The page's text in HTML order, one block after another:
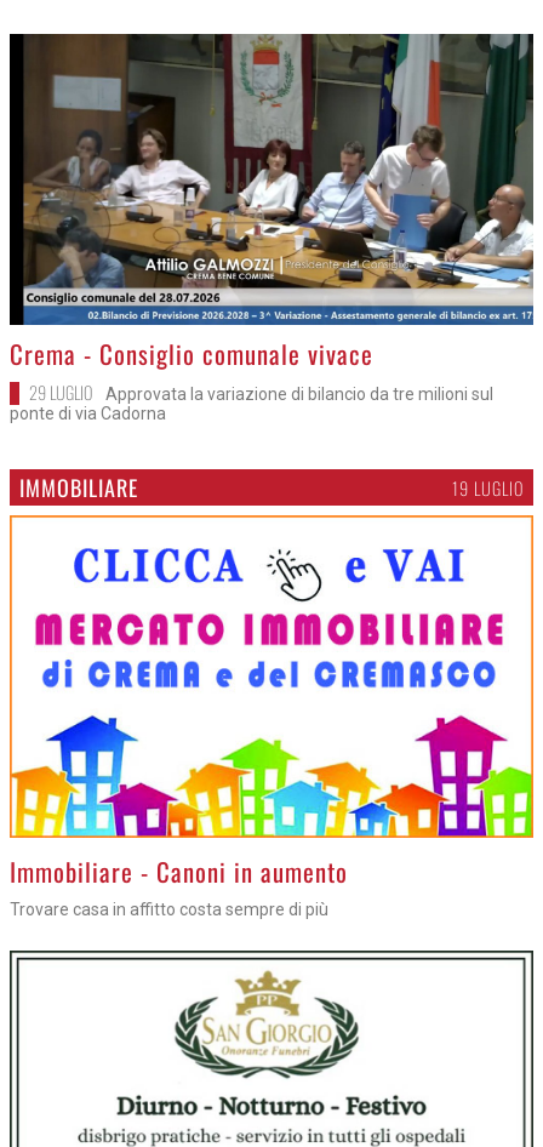
>
Crema - Consiglio comunale vivace
29 LUGLIO
Approvata la variazione di bilancio da tre milioni sul
ponte di via Cadorna
IMMOBILIARE 19 LUGLIO
Immobiliare - Canoni in aumento
Trovare casa in affitto costa sempre di più